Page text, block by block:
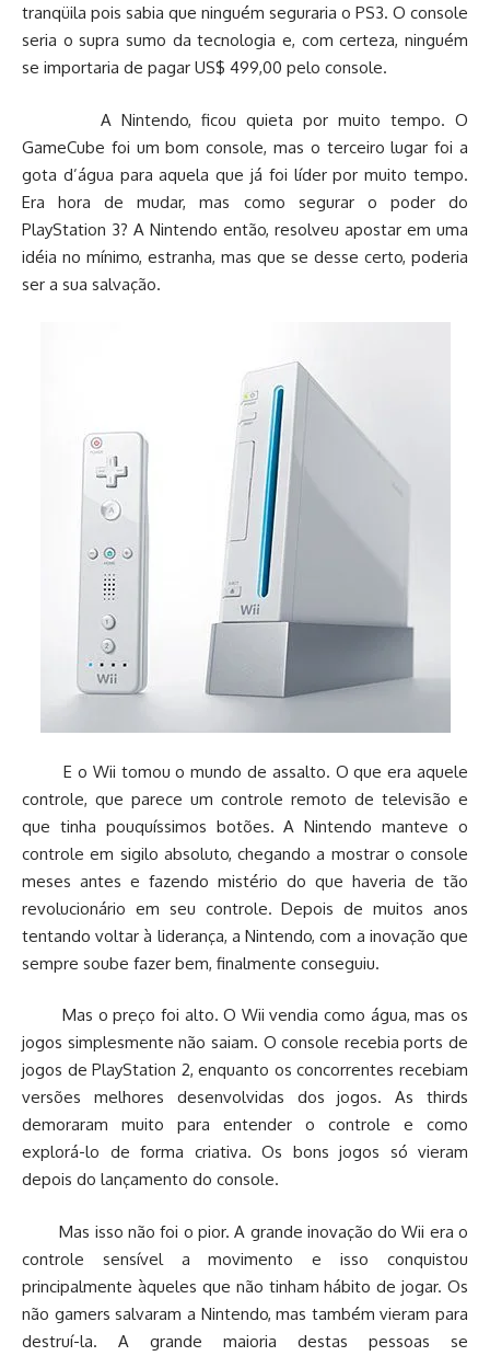
tranqüila pois sabia que ninguém seguraria o PS3. O console
seria o supra sumo da tecnologia e, com certeza, ninguém
se importaria de pagar US$ 499,00 pelo console.
A Nintendo, ficou quieta por muito tempo. O
GameCube foi um bom console, mas o terceiro lugar foi a
gota d’água para aquela que já foi líder por muito tempo.
Era hora de mudar, mas como segurar o poder do
PlayStation 3? A Nintendo então, resolveu apostar em uma
idéia no mínimo, estranha, mas que se desse certo, poderia
ser a sua salvação.
E o Wii tomou o mundo de assalto. O que era aquele
controle, que parece um controle remoto de televisão e
que tinha pouquíssimos botões. A Nintendo manteve o
controle em sigilo absoluto, chegando a mostrar o console
meses antes e fazendo mistério do que haveria de tão
revolucionário em seu controle. Depois de muitos anos
tentando voltar à liderança, a Nintendo, com a inovação que
sempre soube fazer bem, finalmente conseguiu.
Mas o preço foi alto. O Wii vendia como água, mas os
jogos simplesmente não saiam. O console recebia ports de
jogos de PlayStation 2, enquanto os concorrentes recebiam
versões melhores desenvolvidas dos jogos. As thirds
demoraram muito para entender o controle e como
explorá-lo de forma criativa. Os bons jogos só vieram
depois do lançamento do console.
Mas isso não foi o pior. A grande inovação do Wii era o
controle sensível a movimento e isso conquistou
principalmente àqueles que não tinham hábito de jogar. Os
não gamers salvaram a Nintendo, mas também vieram para
destruí-la. A grande maioria destas pessoas se